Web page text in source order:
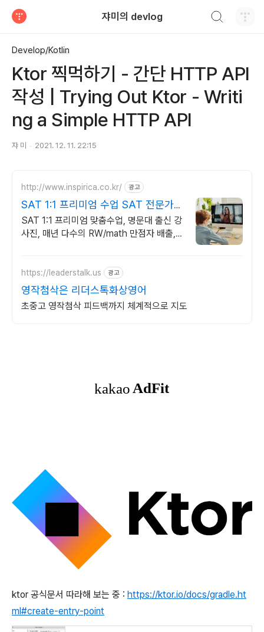
쟈미의 devlog
Develop/Kotlin
Ktor 찍먹하기 - 간단 HTTP API
작성 | Trying Out Ktor - Writi
ng a Simple HTTP API
쟈 미 2021. 12. 11. 22:15
http://www.inspirica.co.kr/ 광고
SAT 1:1 프리미엄 수업 SAT 전문가들
의 밀착 관리
SAT 1:1 프리미엄 맞춤수업, 명문대 출신 강
사진, 매년 다수의 RW/math 만점자 배출,
https://leaderstalk.us 광고
영작첨삭은 리더스톡화상영어
초중고 영작첨삭 피드백까지 체계적으로 지도
ktor 공식문서 따라해 보는 중 : https://ktor.io/docs/gradle.ht
ml#create-entry-point